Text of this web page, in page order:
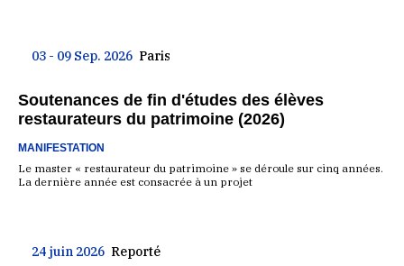
03 - 09 Sep. 2026 Paris
Soutenances de fin d'études des élèves
restaurateurs du patrimoine (2026)
MANIFESTATION
Le master « restaurateur du patrimoine » se déroule sur cinq années.
La dernière année est consacrée à un projet
24 juin 2026 Reporté